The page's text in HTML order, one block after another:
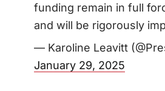
funding remain in full
and will be rigorously
— Karoline Leavitt
January 29, 2025